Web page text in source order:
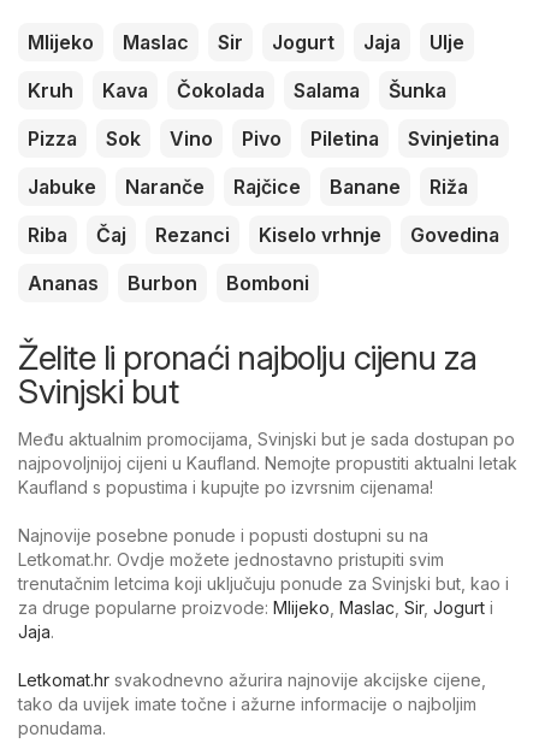
Mlijeko Maslac Sir Jogurt Jaja
Ulje
Kruh
Kava Čokolada Salama
Šunka
Pizza
Sok Vino Pivo Piletina
Svinjetina
Jabuke
Naranče Rajčice Banane
Riža
Riba
Čaj Rezanci Kiselo vrhnje
Govedina
Ananas
Burbon Bomboni
Želite li pronaći najbolju cijenu za
Svinjski but
Među aktualnim promocijama, Svinjski but je sada dostupan po
najpovoljnijoj cijeni u Kaufland. Nemojte propustiti aktualni letak
Kaufland s popustima i kupujte po izvrsnim cijenama!
Najnovije posebne ponude i popusti dostupni su na
Letkomat.hr. Ovdje možete jednostavno pristupiti svim
trenutačnim letcima koji uključuju ponude za Svinjski but, kao i
za druge popularne proizvode: Mlijeko Maslac Sir, Jogurt i
Jaja.
Letkomat.hr svakodnevno ažurira najnovije akcijske cijene,
tako da uvijek imate točne i ažurne informacije o najboljim
ponudama.